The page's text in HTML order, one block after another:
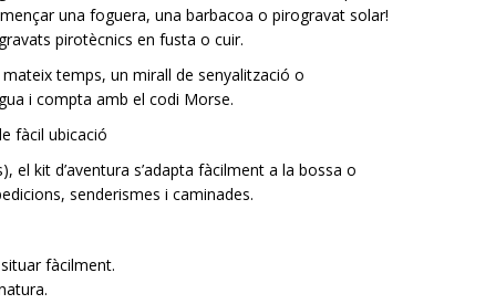
una foguera, una barbacoa o pirogravat solar!
pirotècnics en fusta o cuir.
temps, un mirall de senyalització o
i compta amb el codi Morse.
fàcil ubicació
el kit d’aventura s’adapta fàcilment a la bossa o
senderismes i caminades.
fàcilment.